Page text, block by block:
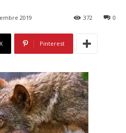
2019 0
372
X Pinterest